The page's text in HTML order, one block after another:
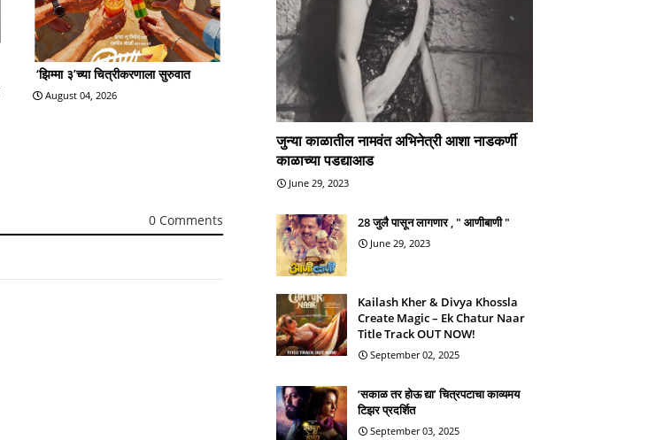
‘झिम्मा ३’च्या चित्रीकरणाला सुरुवात
August 04, 2026
0 Comments
जुन्या काळातील नामवंत अभिनेत्री आशा नाडकर्णी
काळाच्या पडद्याआड
June 29, 2023
28 जुलै पासून लागणार , " आणीबाणी "
June 29, 2023
Kailash Kher & Divya Khossla
Create Magic – Ek Chatur Naar
Title Track OUT NOW!
September 02, 2025
‘सकाळ तर होऊ द्या’ चित्रपटाचा काव्यमय
टिझर प्रदर्शित
September 03, 2025